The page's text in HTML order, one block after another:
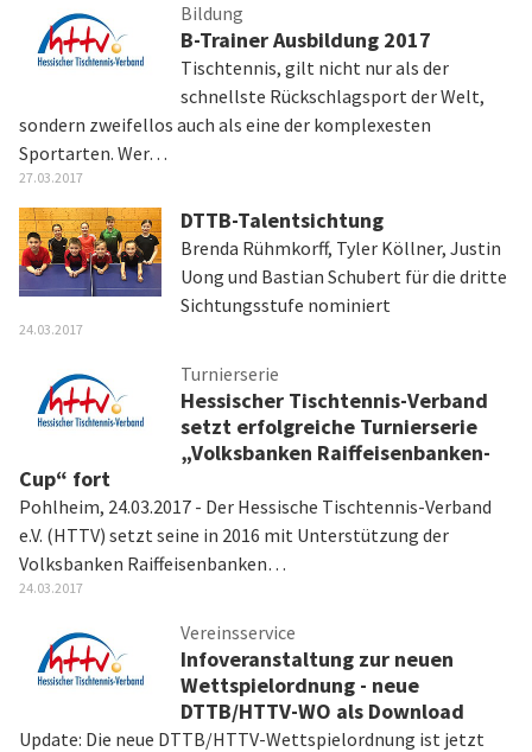
Bildung
B-Trainer Ausbildung 2017
Tischtennis, gilt nicht nur als der
schnellste Rückschlagsport der Welt,
sondern zweifellos auch als eine der komplexesten
Sportarten. Wer…
27.03.2017
DTTB-Talentsichtung
Brenda Rühmkorff, Tyler Köllner, Justin
Uong und Bastian Schubert für die dritte
Sichtungsstufe nominiert
24.03.2017
Turnierserie
Hessischer Tischtennis-Verband
setzt erfolgreiche Turnierserie
„Volksbanken Raiffeisenbanken-
Cup“ fort
Pohlheim, 24.03.2017 - Der Hessische Tischtennis-Verband
e.V. (HTTV) setzt seine in 2016 mit Unterstützung der
Volksbanken Raiffeisenbanken…
24.03.2017
Vereinsservice
Infoveranstaltung zur neuen
Wettspielordnung - neue
DTTB/HTTV-WO als Download
Update: Die neue DTTB/HTTV-Wettspielordnung ist jetzt